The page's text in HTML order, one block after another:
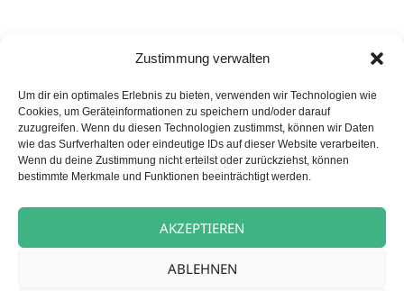
Zustimmung verwalten
Um dir ein optimales Erlebnis zu bieten, verwenden wir Technologien wie
Cookies, um Geräteinformationen zu speichern und/oder darauf
zuzugreifen. Wenn du diesen Technologien zustimmst, können wir Daten
wie das Surfverhalten oder eindeutige IDs auf dieser Website verarbeiten.
Wenn du deine Zustimmung nicht erteilst oder zurückziehst, können
bestimmte Merkmale und Funktionen beeinträchtigt werden.
AKZEPTIEREN
ABLEHNEN
Autor
Jüchen
Beitragsnavigation
VORHERIGER